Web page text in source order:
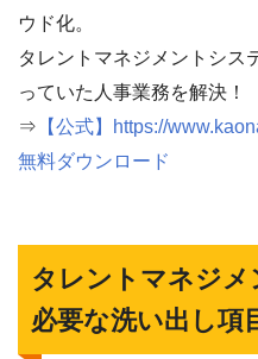
ウド化。
タレントマネジメントシス
っていた人事業務を解決！
⇒ 【公式】https://
無料ダウンロード
タレントマネジメ
必要な洗い出し項